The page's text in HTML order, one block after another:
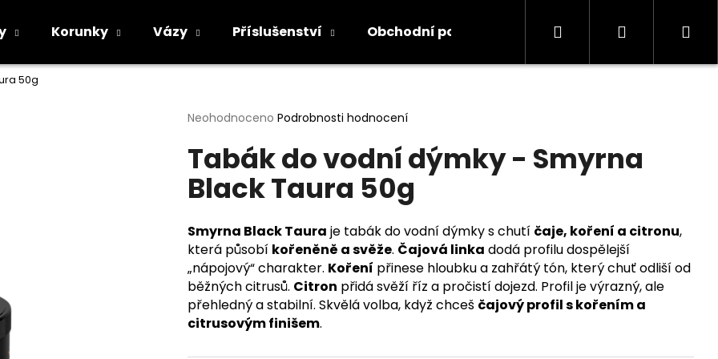
Korunky Vázy Příslušenství Obchodní podmínky Kontakty Informace
Hledat Přihlášení
50g
Průměrné
produktu
0,0
hvězdiček.
Neohodnoceno Podrobnosti hodnocení
Tabák do vodní dýmky - Smyrna
Black Taura 50g
Smyrna Black Taura je tabák do vodní dýmky s chutí čaje, koření a citronu,
která působí kořeněně a svěže. Čajová linka dodá profilu dospělejší
„nápojový“ charakter. Koření přinese hloubku a zahřátý tón, který chuť odliší od
běžných citrusů. Citron přidá svěží říz a pročistí dojezd. Profil je výrazný, ale
přehledný a stabilní. Skvělá volba, když chceš čajový profil s kořením a
citrusovým finišem.
Co potřebujete najít?
HLEDAT